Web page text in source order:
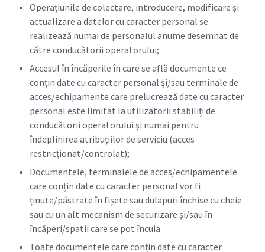
Operațiunile de colectare, introducere, modificare și
actualizare a datelor cu caracter personal se
realizează numai de personalul anume desemnat de
către conducătorii operatorului;
Accesul în încăperile în care se află documente ce
conțin date cu caracter personal și/sau terminale de
acces/echipamente care prelucrează date cu caracter
personal este limitat la utilizatorii stabiliți de
conducătorii operatorului și numai pentru
îndeplinirea atribuțiilor de serviciu (acces
restricționat/controlat);
Documentele, terminalele de acces/echipamentele
care conțin date cu caracter personal vor fi
ținute/păstrate în fișete sau dulapuri închise cu cheie
sau cu un alt mecanism de securizare și/sau în
încăperi/spatii care se pot încuia.
Toate documentele care conțin date cu caracter